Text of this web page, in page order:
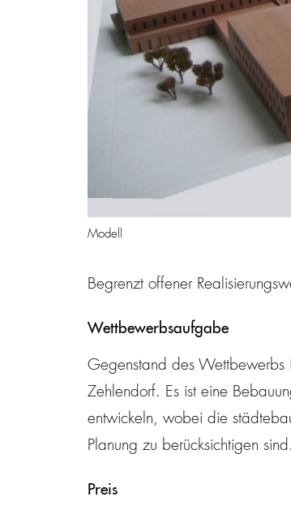
Modell
Begrenzt offener
Wettbewerbsaufgabe
Gegenstand des Wettbewerbs
Zehlendorf. Es ist eine
entwickeln, wobei die
Planung zu berücksichtigen sind.
Preis